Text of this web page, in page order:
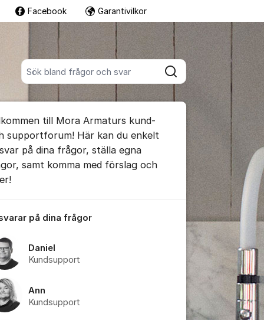
Sök bland alla inlägg
Sök
Facebook GarantivilkorFler supportlänkar
kommentaren
för inlägg/kommentar
till Mora Armaturs kund-
supportforum! Här kan du enkelt
på dina frågor, ställa egna
samt komma med förslag och
på dina frågor
Daniel
Kundsupport
Ann
Kundsupport